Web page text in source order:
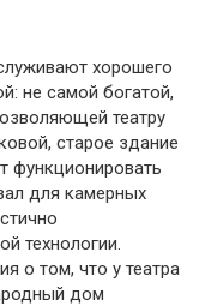
хорошего
не самой богатой,
театру
старое здание
функционировать
для камерных
технологии.
о том, что у театра
дом